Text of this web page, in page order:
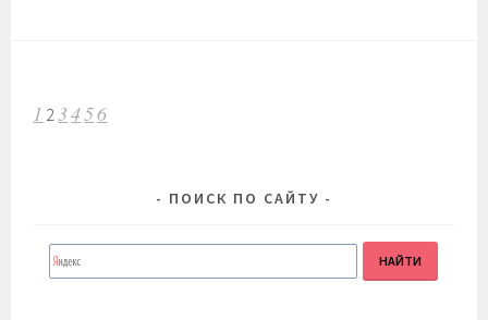
НАВИГАЦИЯ
ПО
1 23456
ПОИСК ПО САЙТУ